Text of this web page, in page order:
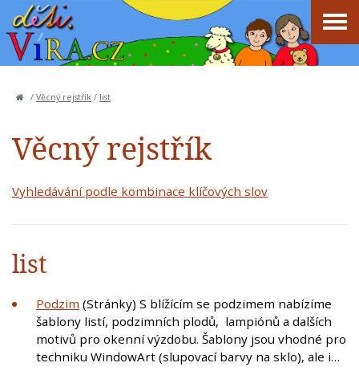
/ Věcný rejstřík / list
Věcný rejstřík
Vyhledávání podle kombinace klíčových slov
list
Podzim (Stránky) S blížícím se podzimem nabízíme
šablony listí, podzimních plodů, lampiónů a dalších
motivů pro okenní výzdobu. Šablony jsou vhodné pro
techniku WindowArt (slupovací barvy na sklo), ale i…